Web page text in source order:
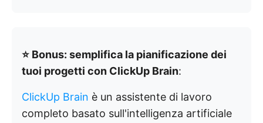
⭐ Bonus: semplifica la pianificazione dei
tuoi progetti con ClickUp Brain:
ClickUp Brain è un assistente di lavoro
completo basato sull'intelligenza artificiale